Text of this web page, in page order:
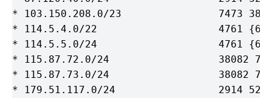
* 103.150.208.0/23                7473
* 114.5.4.0/22                    4761
* 114.5.5.0/24                    4761
* 115.87.72.0/24                  38082
* 115.87.73.0/24                  38082
* 179.51.117.0/24                 2914